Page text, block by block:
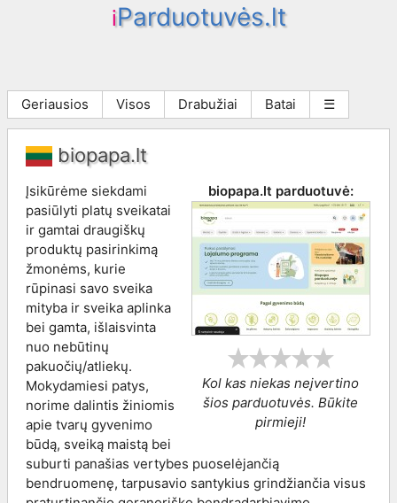
iParduotuvės.lt
Geriausios Visos Drabužiai Batai ☰
biopapa.lt
biopapa.lt parduotuvė:
Kol kas niekas neįvertino
šios parduotuvės. Būkite
pirmieji!
Įsikūrėme siekdami
pasiūlyti platų sveikatai
ir gamtai draugiškų
produktų pasirinkimą
žmonėms, kurie
rūpinasi savo sveika
mityba ir sveika aplinka
bei gamta, išlaisvinta
nuo nebūtinų
pakuočių/atliekų.
Mokydamiesi patys,
norime dalintis žiniomis
apie tvarų gyvenimo
būdą, sveiką maistą bei
suburti panašias vertybes puoselėjančią
bendruomenę, tarpusavio santykius grindžiančia visus